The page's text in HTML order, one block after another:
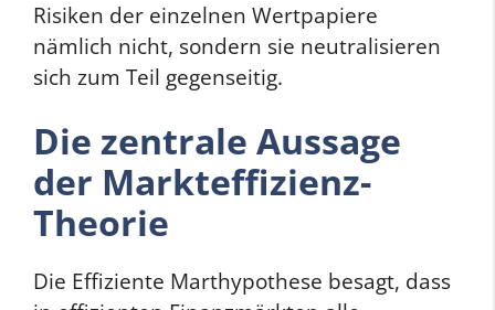
Risiken der einzelnen Wertpapiere
nämlich nicht, sondern sie neutralisieren
sich zum Teil gegenseitig.
Die zentrale Aussage
der Markteffizienz-
Theorie
Die Effiziente Marthypothese besagt, dass